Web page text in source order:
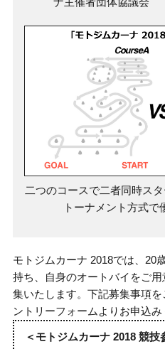
二つのコースで二者同時ス
トーナメント方式で
モトジムカーナ 2018では、20
持ち、自身のオートバイをご
集いたします。下記募集事項
ントリーフォームよりお申込み
＜モトジムカーナ 2018 競技